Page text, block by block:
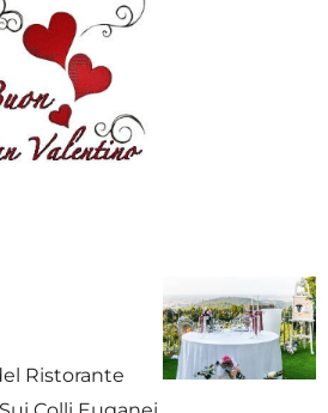
Ristorante